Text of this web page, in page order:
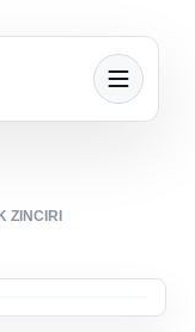
ZINCIRI